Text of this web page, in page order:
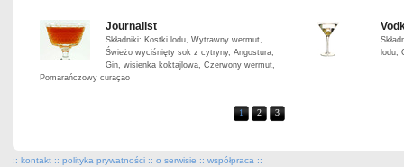
Journalist
Składniki: Kostki lodu, Wytrawny wermut,
Świeżo wyciśnięty sok z cytryny, Angostura,
Gin, wisienka koktajlowa, Czerwony wermut,
Pomarańczowy curaçao
lodu,
1 2 3
:: kontakt :: polityka prywatności :: o serwisie :: współpraca ::